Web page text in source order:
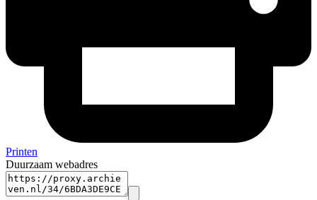
Printen
Duurzaam webadres